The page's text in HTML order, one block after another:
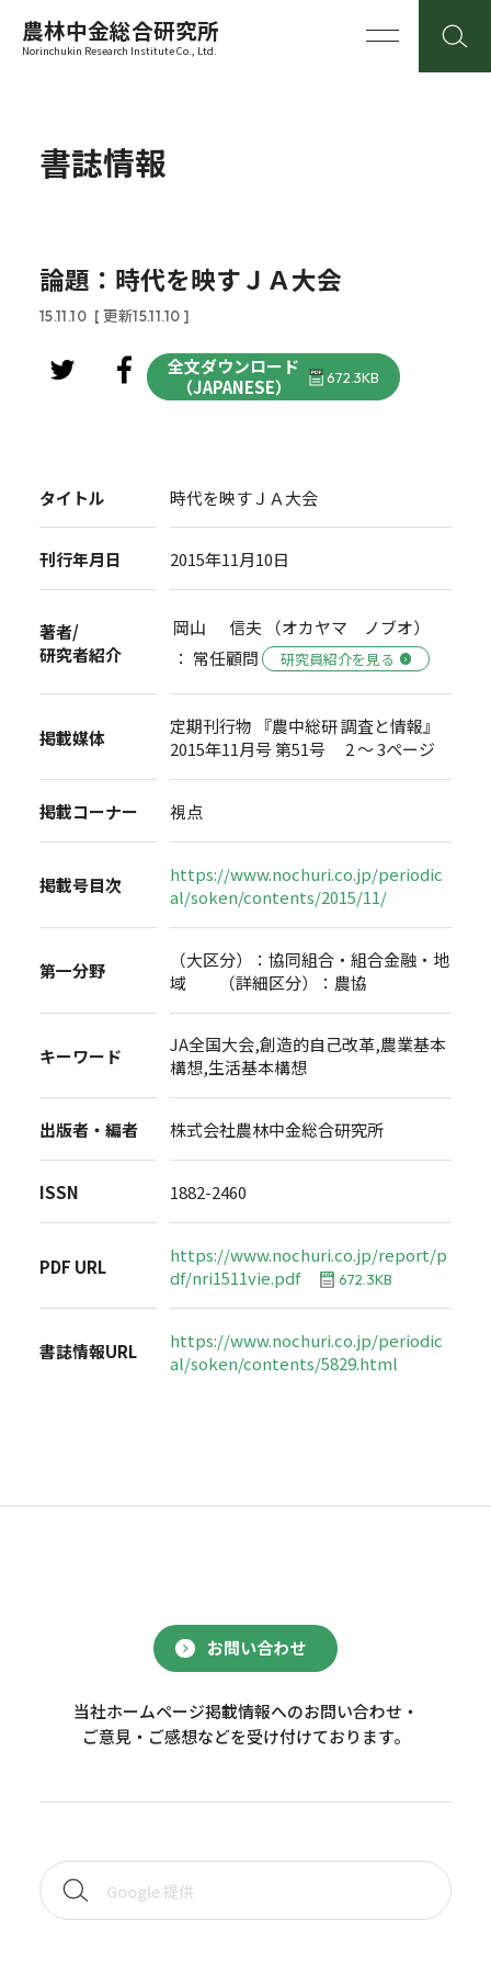
農林中金総合研究所
Norinchukin Research Institute Co., Ltd.
書誌情報
論題：時代を映すＪＡ大会
15.11.10 [ 更新15.11.10 ]
全文ダウンロード
（JAPANESE）
672.3KB
タイトル 時代を映すＪＡ大会
刊行年月日 2015年11月10日
著者/
研究者紹介
岡山 信夫 （オカヤマ ノブオ）
： 常任顧問
研究員紹介を見る
掲載媒体
定期刊行物 『農中総研 調査と情報』
2015年11月号 第51号 2 ～ 3ページ
掲載コーナー 視点
掲載号目次
https://www.nochuri.co.jp/periodic
al/soken/contents/2015/11/
第一分野
（大区分）：協同組合・組合金融・地
域 （詳細区分）：農協
キーワード
JA全国大会,創造的自己改革,農業基本
構想,生活基本構想
出版者・編者 株式会社農林中金総合研究所
ISSN 1882-2460
PDF URL
https://www.nochuri.co.jp/report/p
df/nri1511vie.pdf
672.3KB
書誌情報URL
https://www.nochuri.co.jp/periodic
al/soken/contents/5829.html
お問い合わせ
当社ホームページ掲載情報へのお問い合わせ・
ご意見・ご感想などを受け付けております。